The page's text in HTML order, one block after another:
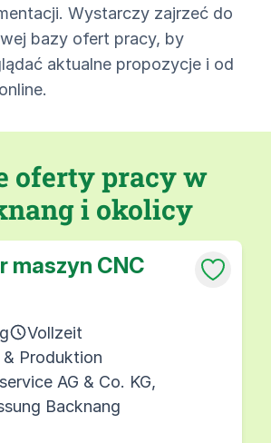
Wystarczy zajrzeć do
bazy ofert pracy, by
aktualne propozycje i od
oferty pracy w
i okolicy
maszyn CNC
Vollzeit
& Produktion
AG & Co. KG,
Backnang